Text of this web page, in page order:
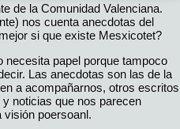
de la Comunidad Valenciana.
nos cuenta anecdotas del
si que existe Mesxicotet?
necesita papel porque tampoco
Las anecdotas son las de la
a acompañarnos, otros escritos
noticias que nos parecen
visión poersoanl.